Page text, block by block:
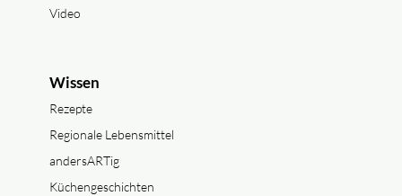
Video
Wissen
Rezepte
Regionale Lebensmittel
andersARTig
Küchengeschichten